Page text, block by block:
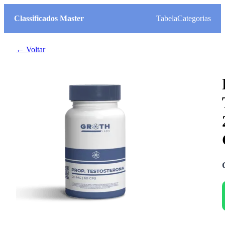
Classificados Master TabelaCategorias
← Voltar